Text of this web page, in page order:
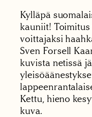
Kylläpä
kauniit!
voittajaksi
Sven Forsell
kuvista netissä
Kettu, hieno
kuva.